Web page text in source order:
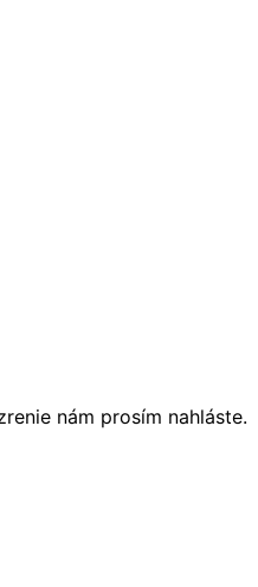
nám prosím nahláste.